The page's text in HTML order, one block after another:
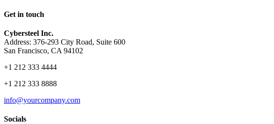
Get in touch
Cybersteel Inc.
Address: 376-293 City Road, Suite 600
San Francisco, CA 94102
+1 212 333 4444
+1 212 333 8888
info@yourcompany.com
Socials